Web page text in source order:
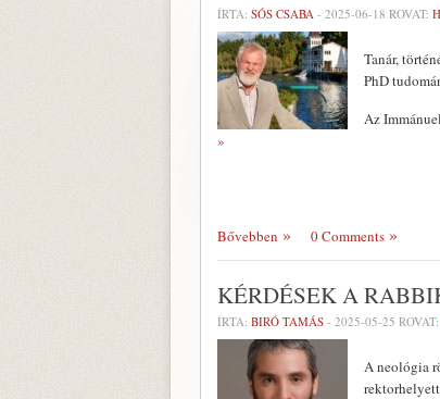
ÍRTA: SÓS CSABA - 2025-06-18 ROVAT:
Tanár,
PhD
Az
»
Bővebben 0 Comments
KÉRDÉSEK A
ÍRTA: BIRÓ TAMÁS - 2025-05-25 ROVAT:
A neológia